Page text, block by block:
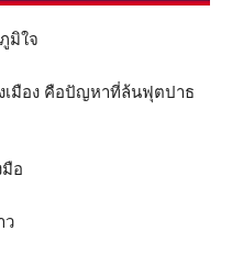
มิใจ
เมือง คือปัญหาที่ล้นฟุตปาธ
อ
ว